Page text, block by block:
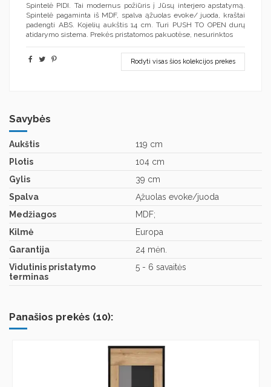
Spintelė PIDI. Tai modernus požiūris į Jūsų interjero apstatymą.
Spintelė pagaminta iš MDF, spalva ąžuolas evoke/ juoda, kraštai
padengti ABS. Kojelių aukštis 14 cm. Turi PUSH TO OPEN durų
atidarymo sistema. Prekės pristatomos pakuotėse, nesurinktos
Rodyti visas šios kolekcijos prekes
Savybės
Aukštis
119 cm
Plotis
104 cm
Gylis
39 cm
Spalva
Ąžuolas evoke/juoda
Medžiagos
MDF;
Kilmė
Europa
Garantija
24 mėn.
Vidutinis pristatymo
terminas
5 - 6 savaitės
Panašios prekės (10):